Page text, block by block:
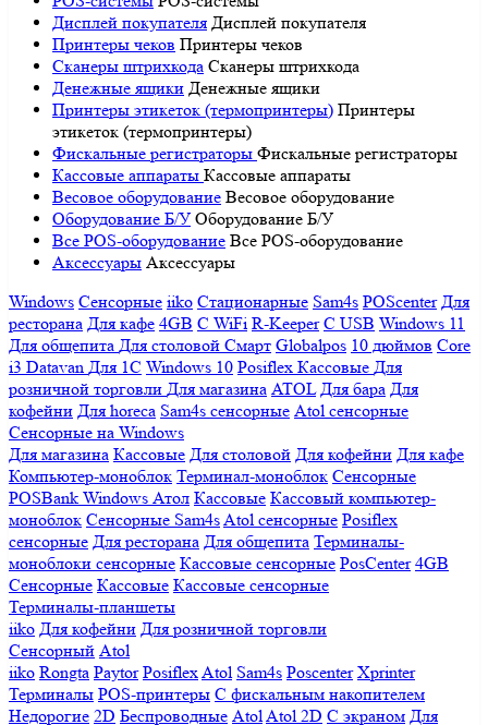
Дисплей покупателя Дисплей покупателя
Принтеры чеков Принтеры чеков
Сканеры штрихкода Сканеры штрихкода
Денежные ящики Денежные ящики
Принтеры этикеток (термопринтеры) Принтеры
этикеток (термопринтеры)
Фискальные регистраторы Фискальные регистраторы
Кассовые аппараты Кассовые аппараты
Весовое оборудование Весовое оборудование
Оборудование Б/У Оборудование Б/У
Все POS-оборудование Все POS-оборудование
Аксессуары Аксессуары
Windows Сенсорные iiko Стационарные Sam4s POScenter Для
ресторана Для кафе 4GB С WiFi R-Keeper С USB Windows 11
Для общепита Для столовой Смарт Globalpos 10 дюймов Core
i3 Datavan Для 1С Windows 10 Posiflex Кассовые Для
розничной торговли Для магазина ATOL Для бара Для
кофейни Для horeca Sam4s сенсорные Atol сенсорные
Сенсорные на Windows
Для магазина Кассовые Для столовой Для кофейни Для кафе
Компьютер-моноблок Терминал-моноблок Сенсорные
POSBank Windows Атол Кассовые Кассовый компьютер-
моноблок Сенсорные Sam4sAtol сенсорные Posiflex
сенсорные Для ресторана Для общепита Терминалы-
моноблоки сенсорные Кассовые сенсорные PosCenter 4GB
Сенсорные Кассовые Кассовые сенсорные
Терминалы-планшеты
iiko Для кофейни Для розничной торговли
Сенсорный Atol
iiko Rongta Paytor PosiflexAtol Sam4s Poscenter Xprinter
Терминалы POS-принтеры С фискальным накопителем
Недорогие 2D Беспроводные AtolAtol 2D С экраном Для